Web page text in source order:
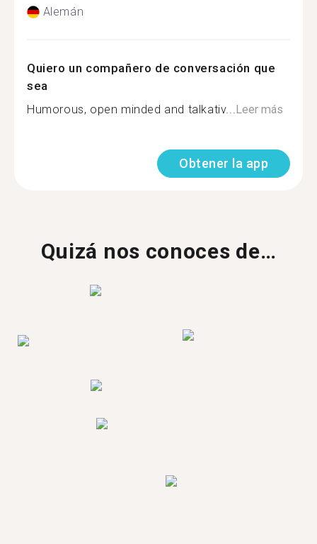
Alemán
Quiero un compañero de conversación que
sea
Humorous, open minded and talkativ...Leer más
Obtener la app
Quizá nos conoces de…